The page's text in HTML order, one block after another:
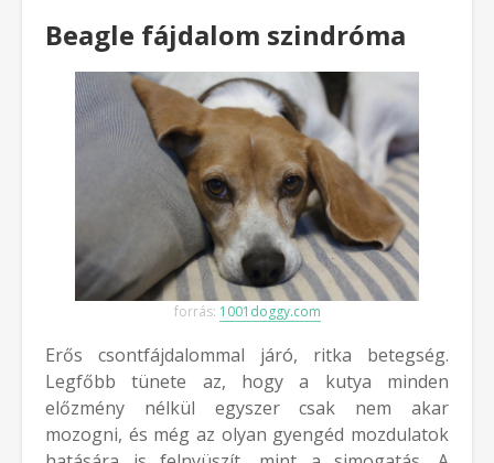
Beagle fájdalom szindróma
forrás: 1001doggy.com
Erős csontfájdalommal járó, ritka betegség.
Legfőbb tünete az, hogy a kutya minden
előzmény nélkül egyszer csak nem akar
mozogni, és még az olyan gyengéd mozdulatok